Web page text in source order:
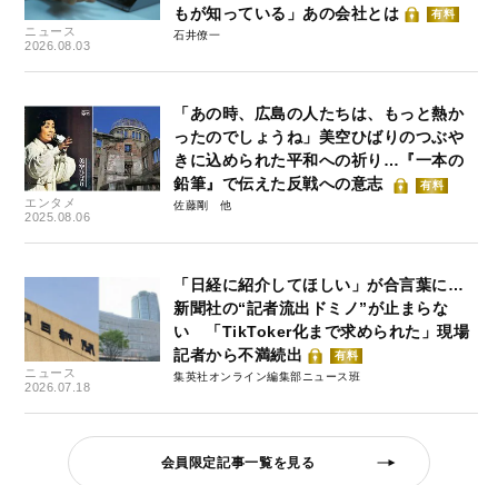
ニュース
2026.08.03
もが知っている」あの会社とは
有料
石井僚一
エンタメ
2025.08.06
「あの時、広島の人たちは、もっと熱か
ったのでしょうね」美空ひばりのつぶや
きに込められた平和への祈り…『一本の
鉛筆』で伝えた反戦への意志
有料
佐藤剛
ニュース
2026.07.18
「日経に紹介してほしい」が合言葉に…
新聞社の“記者流出ドミノ”が止まらな
い 「TikToker化まで求められた」現場
記者から不満続出
有料
集英社オンライン編集部ニュース班
会員限定記事一覧を見る